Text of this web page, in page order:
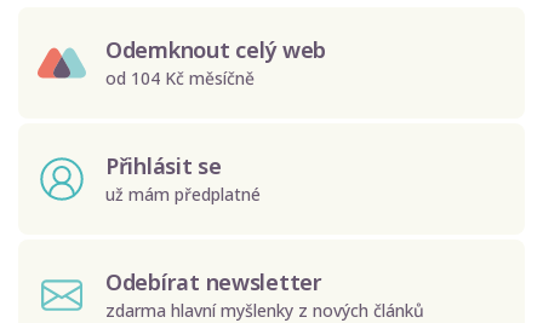
Odemknout celý web
od 104 Kč měsíčně
Přihlásit se
už mám předplatné
Odebírat newsletter
zdarma hlavní myšlenky z nových článků